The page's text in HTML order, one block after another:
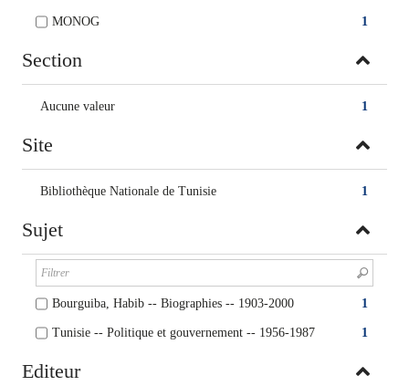
1
MONOG
Section
1
Aucune valeur
Site
1
Bibliothèque Nationale de Tunisie
Sujet
1
Bourguiba, Habib -- Biographies -- 1903-2000
1
Tunisie -- Politique et gouvernement -- 1956-1987
Editeur